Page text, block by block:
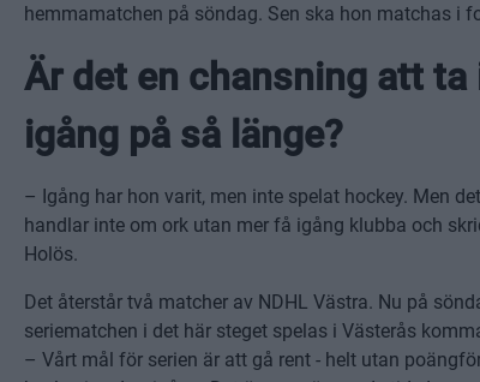
hemmamatchen på söndag. Sen ska hon matchas i
Är det en chansning att
igång på så länge?
– Igång har hon varit, men inte spelat hockey. Men
handlar inte om ork utan mer få igång klubba och
Holös.
Det återstår två matcher av NDHL Västra. Nu på
seriematchen i det här steget spelas i Västerås
– Vårt mål för serien är att gå rent - helt utan